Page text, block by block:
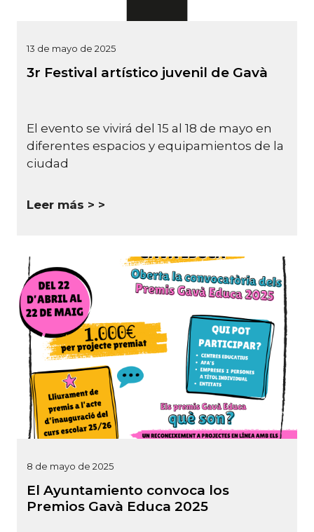
13 de mayo de 2025
3r Festival artístico juvenil de Gavà
El evento se vivirá del 15 al 18 de mayo en
diferentes espacios y equipamientos de la
ciudad
Leer más >
8 de mayo de 2025
El Ayuntamiento convoca los
Premios Gavà Educa 2025